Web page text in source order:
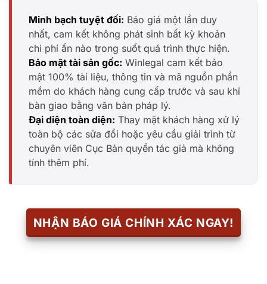
Minh bạch tuyệt đối: Báo giá một lần duy
nhất, cam kết không phát sinh bất kỳ khoản
chi phí ẩn nào trong suốt quá trình thực hiện.
Bảo mật tài sản gốc: Winlegal cam kết bảo
mật 100% tài liệu, thông tin và mã nguồn phần
mềm do khách hàng cung cấp trước và sau khi
bàn giao bằng văn bản pháp lý.
Đại diện toàn diện: Thay mặt khách hàng xử lý
toàn bộ các sửa đổi hoặc yêu cầu giải trình từ
chuyên viên Cục Bản quyền tác giả mà không
tính thêm phí.
NHẬN BÁO GIÁ CHÍNH XÁC NGAY!